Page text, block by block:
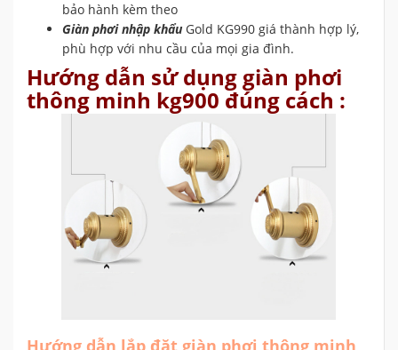
bảo hành kèm theo
Giàn phơi nhập khẩuGold KG990 giá thành hợp lý,
phù hợp với nhu cầu của mọi gia đình.
Hướng dẫn sử dụng giàn phơi
thông minh kg900 đúng cách :